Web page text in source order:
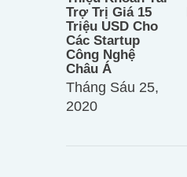
Trợ Trị Giá 15
Triệu USD Cho
Các Startup
Công Nghệ
Châu Á
Tháng Sáu 25,
2020